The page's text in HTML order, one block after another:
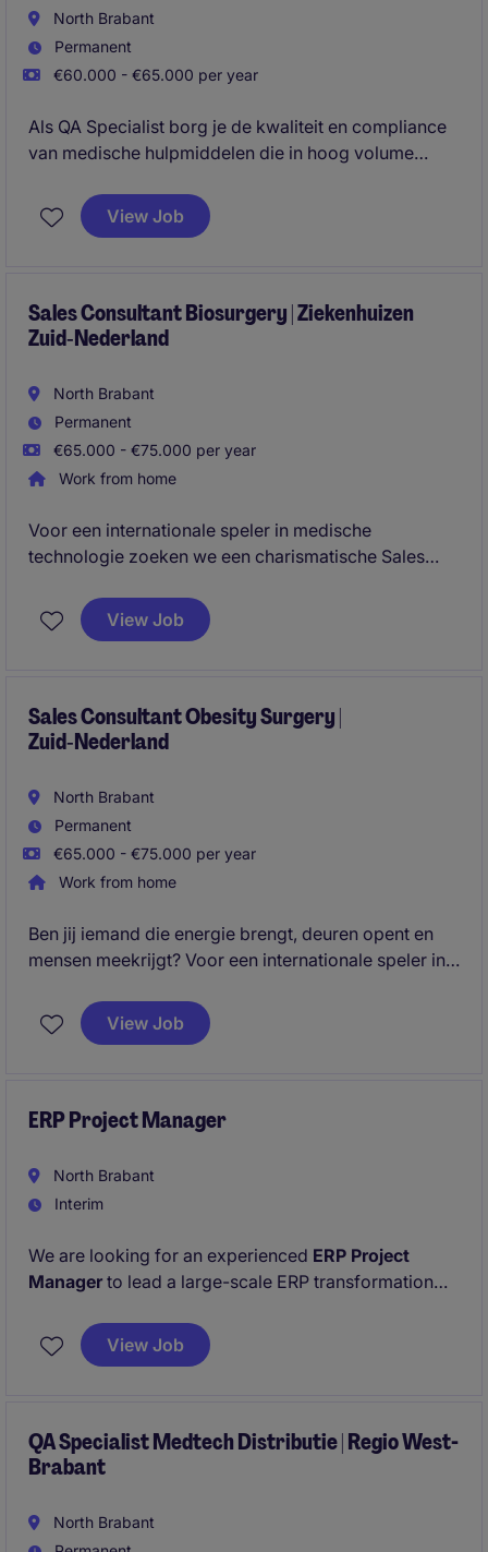
North Brabant
Permanent
€60.000 - €65.000 per year
Als QA Specialist borg je de kwaliteit en compliance
van medische hulpmiddelen die in hoog volume
QA‑aanspreekpunt op locatie en bewaakt dat
processen, documentatie en vrijgiftes voldoen aan
View Job
Sales Consultant Biosurgery | Ziekenhuizen
Zuid‑Nederland
North Brabant
Permanent
€65.000 - €75.000 per year
Work from home
Voor een internationale speler in medische
technologie zoeken we een charismatische Sales
is mooi meegenomen, maar persoonlijkheid, drive en
commerciële energie maken hier het verschil.
View Job
Sales Consultant Obesity Surgery |
Zuid‑Nederland
North Brabant
Permanent
€65.000 - €75.000 per year
Work from home
Ben jij iemand die energie brengt, deuren opent en
mensen meekrijgt? Voor een internationale speler in
charismatische Sales Consultant Obesity Surgery
voor Zuid‑Nederland.
View Job
ERP Project Manager
North Brabant
Interim
We are looking for an experienced ERP Project
Manager to lead a large-scale ERP transformation
organisation. You will manage the project from fit-
gap analysis through implementation, go-live,
partners.
View Job
QA Specialist Medtech Distributie | Regio West-
Brabant
North Brabant